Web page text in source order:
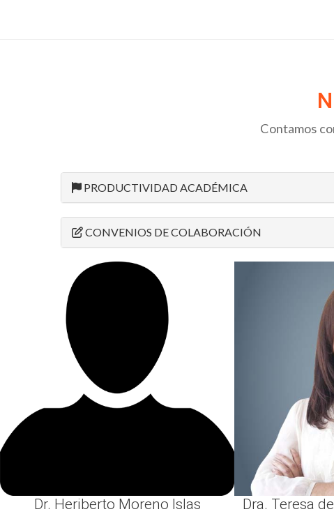
Contamos
PRODUCTIVIDAD ACADÉMICA
CONVENIOS DE COLABORACIÓN
Dr. Heriberto Moreno Islas Dra. Teresa